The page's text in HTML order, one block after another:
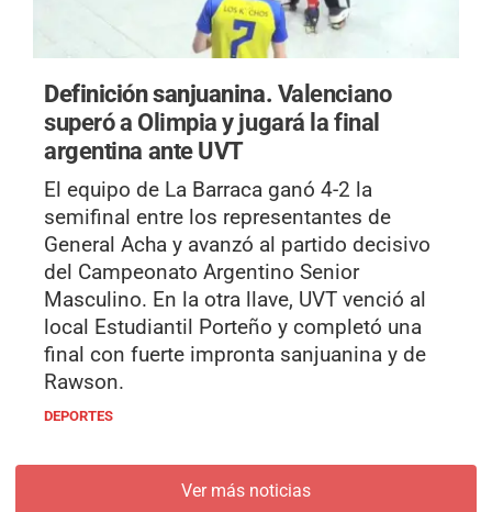
Definición sanjuanina. Valenciano
superó a Olimpia y jugará la final
argentina ante UVT
El equipo de La Barraca ganó 4-2 la
semifinal entre los representantes de
General Acha y avanzó al partido decisivo
del Campeonato Argentino Senior
Masculino. En la otra llave, UVT venció al
local Estudiantil Porteño y completó una
final con fuerte impronta sanjuanina y de
Rawson.
DEPORTES
Ver más noticias